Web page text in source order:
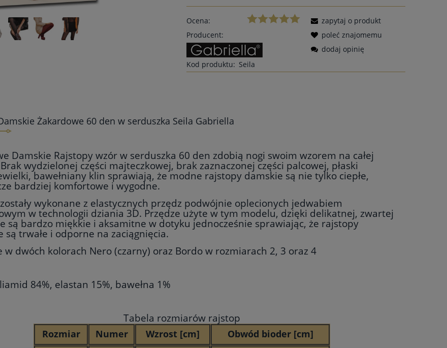
Ocena:
Producent:
Kod produktu: Seila
zapytaj o produkt
poleć znajomemu
dodaj opinię
Żakardowe 60 den w serduszka Seila Gabriella
Damskie Rajstopy wzór w serduszka 60 den zdobią nogi swoim wzorem na całej
Brak wydzielonej części majteczkowej, brak zaznaczonej części palcowej, płaski
bawełniany klin sprawiają, że modne rajstopy damskie są nie tylko ciepłe,
bardziej komfortowe i wygodne.
wykonane z elastycznych przędz podwójnie oplecionych jedwabiem
w technologii dziania 3D. Przędze użyte w tym modelu, dzięki delikatnej, zwartej
są bardzo miękkie i aksamitne w dotyku jednocześnie sprawiając, że rajstopy
są trwałe i odporne na zaciągnięcia.
w dwóch kolorach Nero (czarny) oraz Bordo w rozmiarach 2, 3 oraz 4
84%, elastan 15%, bawełna 1%
Tabela rozmiarów rajstop
Rozmiar Numer Wzrost [cm]
Obwód bioder [cm]